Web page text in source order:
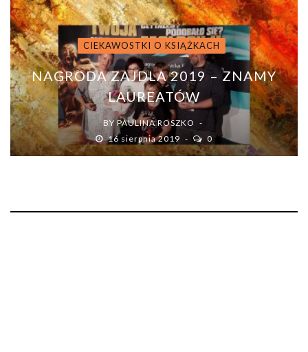
CIEKAWOSTKI O KSIĄŻKACH
NAGRODA ZAJDLA 2019 – ZNAMY
LAUREATÓW
BYPAULINA ROSZKO
16 sierpnia 2019
0